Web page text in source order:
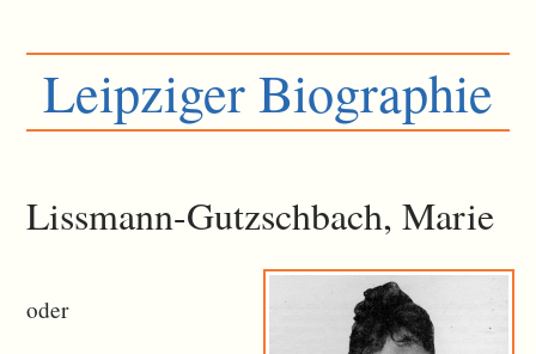
Leipziger Biographie
Lissmann-Gutzschbach, Marie
oder